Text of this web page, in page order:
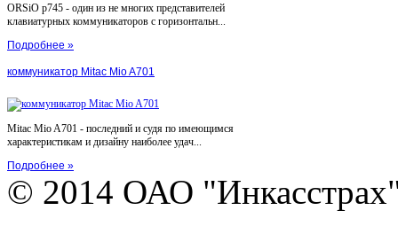
ORSiO p745 - один из не многих представителей
клавиатурных коммуникаторов с горизонтальн...
Подробнее »
коммуникатор Mitac Mio A701
Mitac Mio A701 - последний и судя по имеющимся
характеристикам и дизайну наиболее удач...
Подробнее »
© 2014 ОАО